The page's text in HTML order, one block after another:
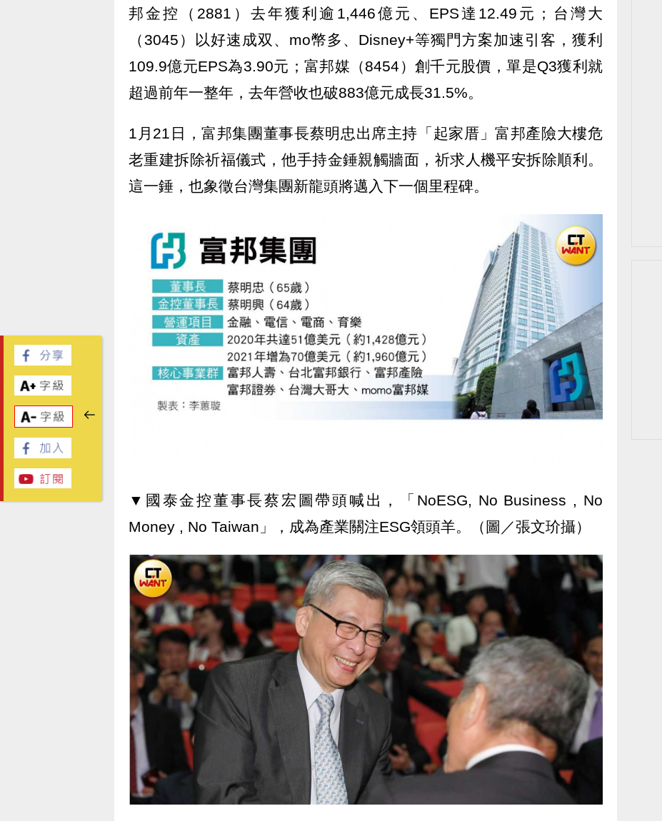
邦金控（2881）去年獲利逾1,446億元、EPS達12.49元；台灣大
（3045）以好速成双、mo幣多、Disney+等獨門方案加速引客，獲利
109.9億元EPS為3.90元；富邦媒（8454）創千元股價，單是Q3獲利就
超過前年一整年，去年營收也破883億元成長31.5%。
1月21日，富邦集團董事長蔡明忠出席主持「起家厝」富邦產險大樓危
老重建拆除祈福儀式，他手持金錘親觸牆面，祈求人機平安拆除順利。
這一錘，也象徵台灣集團新龍頭將邁入下一個里程碑。
▼國泰金控董事長蔡宏圖帶頭喊出，「NoESG, No Business , No
Money , No Taiwan」，成為產業關注ESG領頭羊。（圖／張文玠攝）